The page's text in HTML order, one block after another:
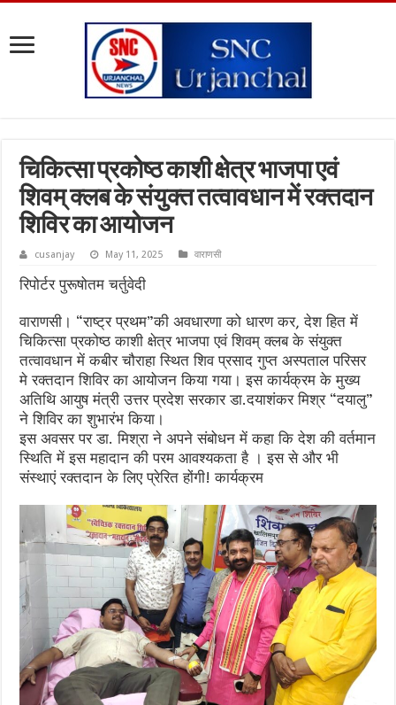
चिकित्सा प्रकोष्ठ काशी क्षेत्र भाजपा एवं
शिवम् क्लब के संयुक्त तत्वावधान में रक्तदान
शिविर का आयोजन
cusanjay May 11, 2025 वाराणसी
रिपोर्टर पुरूषोतम चर्तुवेदी
वाराणसी। “राष्ट्र प्रथम”की अवधारणा को धारण कर, देश हित में
चिकित्सा प्रकोष्ठ काशी क्षेत्र भाजपा एवं शिवम् क्लब के संयुक्त
तत्वावधान में कबीर चौराहा स्थित शिव प्रसाद गुप्त अस्पताल परिसर
मे रक्तदान शिविर का आयोजन किया गया। इस कार्यक्रम के मुख्य
अतिथि आयुष मंत्री उत्तर प्रदेश सरकार डा.दयाशंकर मिश्र “दयालु”
ने शिविर का शुभारंभ किया।
इस अवसर पर डा. मिश्रा ने अपने संबोधन में कहा कि देश की वर्तमान
स्थिति में इस महादान की परम आवश्यकता है । इस से और भी
संस्थाएं रक्तदान के लिए प्रेरित होंगी! कार्यक्रम